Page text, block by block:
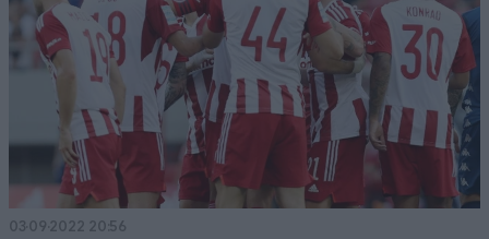
03·09·2022 20:56